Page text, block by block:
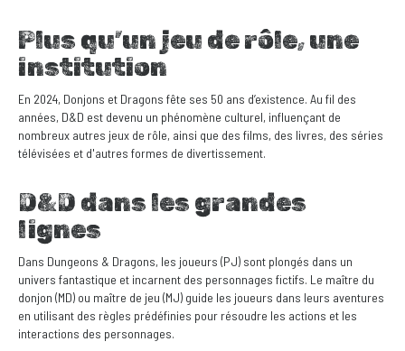
Plus qu’un jeu de rôle, une
institution
En 2024, Donjons et Dragons fête ses 50 ans d’existence. Au fil des
années, D&D est devenu un phénomène culturel, influençant de
nombreux autres jeux de rôle, ainsi que des films, des livres, des séries
télévisées et d'autres formes de divertissement.
D&D dans les grandes
lignes
Dans Dungeons & Dragons, les joueurs (PJ) sont plongés dans un
univers fantastique et incarnent des personnages fictifs. Le maître du
donjon (MD) ou maître de jeu (MJ) guide les joueurs dans leurs aventures
en utilisant des règles prédéfinies pour résoudre les actions et les
interactions des personnages.